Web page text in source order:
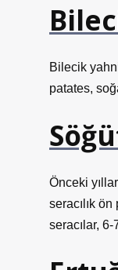
Bilecik
patates,
Önceki
seracılık
seracılar, 6-